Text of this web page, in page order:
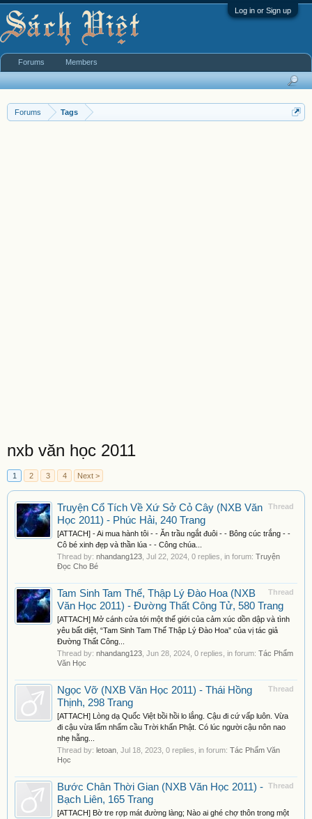
Log in or Sign up
Forums Tags
nxb văn học 2011
1 2 3 4 Next >
Thread
Truyện Cổ Tích Về Xứ Sở Cỏ Cây (NXB Văn
Học 2011) - Phúc Hải, 240 Trang
[ATTACH] - Ai mua hành tôi - - Ăn trầu ngắt đuôi - - Bông cúc trắng - -
Cô bé xinh đẹp và thần lúa - - Công chúa...
Thread by: nhandang123 Jul 22, 2024 , 0 replies, in forum: Truyện
Đọc Cho Bé
Thread
Tam Sinh Tam Thế, Thập Lý Đào Hoa (NXB
Văn Học 2011) - Đường Thất Công Tử, 580 Trang
[ATTACH] Mở cánh cửa tới một thế giới của cảm xúc dồn dập và tình
yêu bất diệt, “Tam Sinh Tam Thế Thập Lý Đào Hoa” của vị tác giả
Đường Thất Công...
Thread by: nhandang123 Jun 28, 2024 , 0 replies, in forum: Tác Phẩm
Văn Học
Thread
Ngọc Vỡ (NXB Văn Học 2011) - Thái Hồng
Thịnh, 298 Trang
[ATTACH] Lòng dạ Quốc Việt bồi hồi lo lắng. Cậu đi cứ vấp luôn. Vừa
đi cậu vừa lẩm nhẩm cầu Trời khấn Phật. Có lúc người cậu nôn nao
nhẹ hẫng...
Thread by: letoan Jul 18, 2023 , 0 replies, in forum: Tác Phẩm Văn
Học
Thread
Bước Chân Thời Gian (NXB Văn Học 2011) -
Bạch Liên, 165 Trang
[ATTACH] Bờ tre rợp mát đường làng; Nào ai ghé chợ thôn trong một
Forums Members